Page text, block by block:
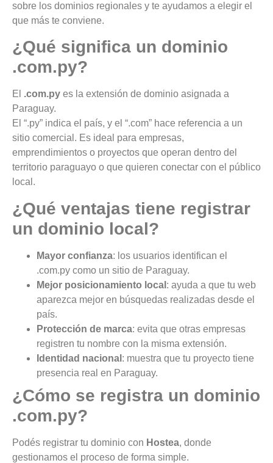
sobre los dominios regionales y te ayudamos a elegir el
que más te conviene.
¿Qué significa un dominio
.com.py?
El .com.py es la extensión de dominio asignada a
Paraguay.
El “.py” indica el país, y el “.com” hace referencia a un
sitio comercial. Es ideal para empresas,
emprendimientos o proyectos que operan dentro del
territorio paraguayo o que quieren conectar con el público
local.
¿Qué ventajas tiene registrar
un dominio local?
Mayor confianza: los usuarios identifican el
.com.py como un sitio de Paraguay.
Mejor posicionamiento local : ayuda a que tu web
aparezca mejor en búsquedas realizadas desde el
país.
Protección de marca: evita que otras empresas
registren tu nombre con la misma extensión.
Identidad nacional : muestra que tu proyecto tiene
presencia real en Paraguay.
¿Cómo se registra un dominio
.com.py?
Podés registrar tu dominio con Hostea, donde
gestionamos el proceso de forma simple.